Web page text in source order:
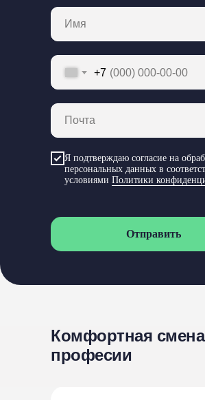
Заполните поля и
Имя
+7
Почта
Я подтверждаю согласие на
персональных данных в
условиями Политики
Отправить
Комфортная смена
професии